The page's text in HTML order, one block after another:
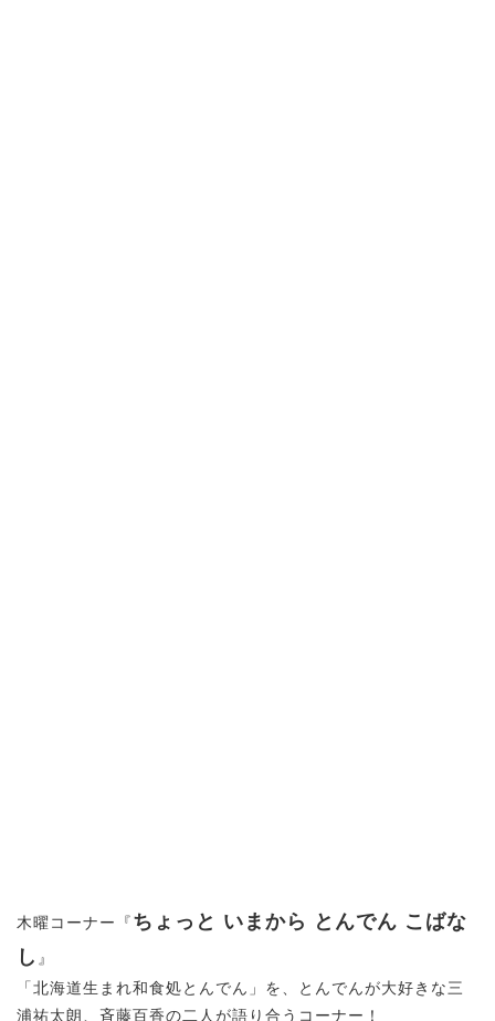
木曜コーナー『ちょっと いまから とんでん こばな
し 』
「北海道生まれ和食処とんでん」を、とんでんが大好きな三
浦祐太朗、斉藤百香の二人が語り合うコーナー！